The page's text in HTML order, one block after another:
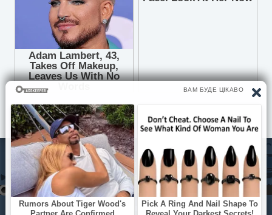
© Pisni.Club 2020 - 2026 З будь-яких питань звертайтесь на
поштуyour.feedback.tpl@gmail.com
Зимовий вальс